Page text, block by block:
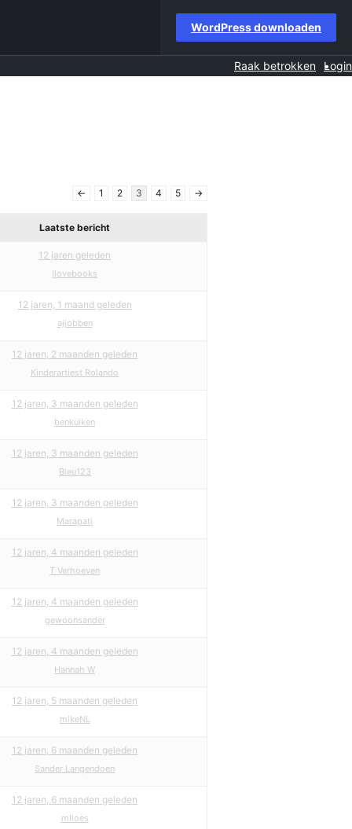
WordPress downloaden
Raak betrokken Login
← 1 2 3 4 5 →
Laatste bericht
12 jaren geleden
Ilovebooks
12 jaren, 1 maand geleden
ajjobben
12 jaren, 2 maanden geleden
Kinderartiest Rolando
12 jaren, 3 maanden geleden
benkuiken
12 jaren, 3 maanden geleden
Bleu123
12 jaren, 3 maanden geleden
Marapati
12 jaren, 4 maanden geleden
T Verhoeven
12 jaren, 4 maanden geleden
gewoonsander
12 jaren, 4 maanden geleden
Hannah W
12 jaren, 5 maanden geleden
mikeNL
12 jaren, 6 maanden geleden
Sander Langendoen
12 jaren, 6 maanden geleden
mlloes